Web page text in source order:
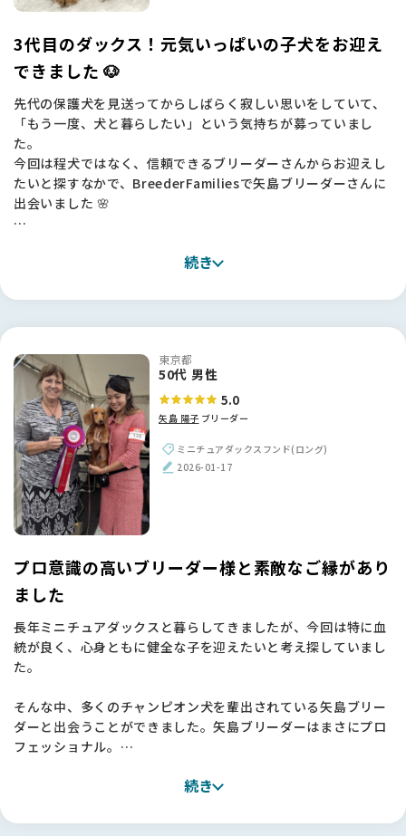
3代目のダックス！元気いっぱいの子犬をお迎え
できました 🐶
先代の保護犬を見送ってからしばらく寂しい思いをしていて、
「もう一度、犬と暮らしたい」という気持ちが募っていまし
た。
今回は程犬ではなく、信頼できるブリーダーさんからお迎えし
たいと探すなかで、BreederFamiliesで矢島ブリーダーさんに
出会いました 🌸
で、お嬢さんと二人三脚でワンちゃんたちを大切に育てていら
子犬をどんな方にお渡しするかもご自分でしっかり考えてい
子犬の様子も印象的でした。実は当初はカニンヘンを考えてい
たのですが、ご紹介いただいた子を見たら、とても元気でころ
ころしていて丈夫そうで。「この子ならいい」と心が決まり、
ミニチュアの子をお迎えすることにしました。
実際に迎えてみても本当に元気でいい子で、素敵なご縁をいた
だけたと感謝しています 💕
【BreederFamiliesへ】
いざブリーダーさんを探し始めると、これがなかなか難しく
て。個人で活動されている方を見ると価格がべらぼうに高かっ
たり、大きなサイトを見てもブリーダーが多すぎて、結局「ど
の人が本当に信頼できるのか」が自分では判断できませんでし
た。
そんなときに、たどり着いたのが BreederFamilies でした。
も良さそうに感じられたんです。
他のサイトと違うなと思ったのは、BreederFamilies はブリー
サイトをただ眺めているだけでは分からないことも、一人ひと
ゃんと伝わってきます。
続き
東京都
50代 男性
5.0
矢島 陽子 ブリーダー
ミニチュアダックスフンド(ロング)
2026-01-17
プロ意識の高いブリーダー様と素敵なご縁があり
ました
長年ミニチュアダックスと暮らしてきましたが、今回は特に血
統が良く、心身ともに健全な子を迎えたいと考え探していまし
た。
そんな中、多くのチャンピオン犬を輩出されている矢島ブリー
ダーと出会うことができました。矢島ブリーダーはまさにプロ
フェッショナル。
して丁寧なご対応に全幅の信頼を置くことができました✨
お迎えを決めた子はすでにショーに出始めていたこともあり、
続き